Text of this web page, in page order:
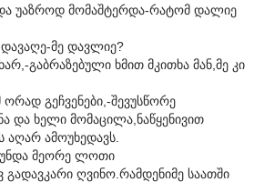
უაზროდ მომაშტერდა-რატომ დალიე
მე დავლიე?
გაბრაზებული ხმით მკითხა მან,მე კი
გეჩვენები,-შევუსწორე
და ხელი მომაცილა,ნაწყენივით
აღარ ამოუხედავს.
მეორე ლოთი
ღვინო.რამდენიმე საათში